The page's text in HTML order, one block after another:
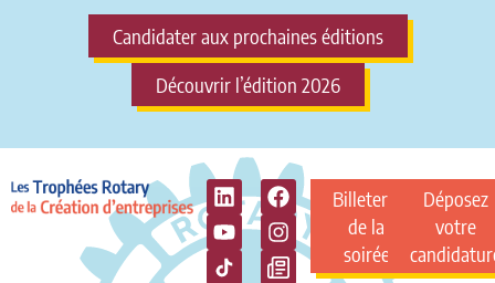
Candidater aux prochaines éditions
Découvrir l’édition 2026
Billeterie
de la
soirée
Déposez
votre